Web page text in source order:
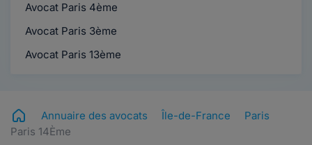
Avocat Paris 4ème
Avocat Paris 3ème
Avocat Paris 13ème
Annuaire des avocats Île-de-France
Paris
Paris 14Ème